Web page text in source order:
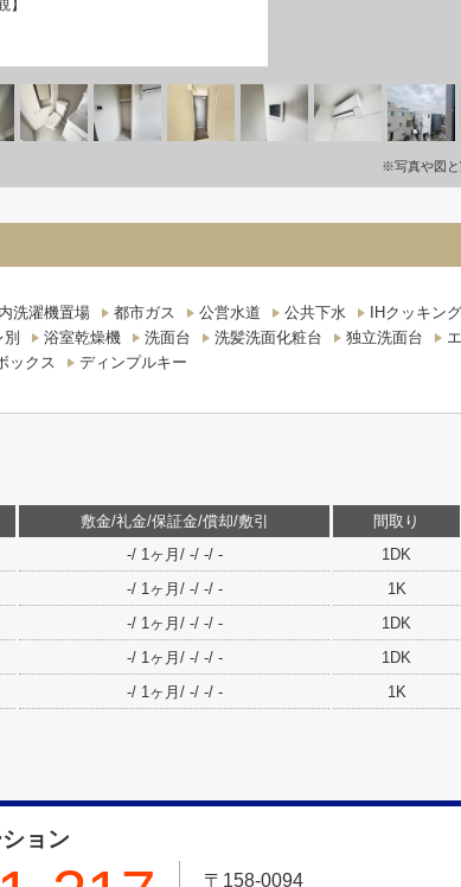
】
※写真や図と
洗濯機置場 都市ガス 公営水道 公共下水 IHクッキン
浴室乾燥機 洗面台 洗髪洗面化粧台 独立洗面台
ックス ディンプルキー
敷金/礼金/保証金/償却/敷引 間取り
-/ 1ヶ月/ -/ -/ - 1DK
-/ 1ヶ月/ -/ -/ - 1K
-/ 1ヶ月/ -/ -/ - 1DK
-/ 1ヶ月/ -/ -/ - 1DK
-/ 1ヶ月/ -/ -/ - 1K
ョン
〒158-0094